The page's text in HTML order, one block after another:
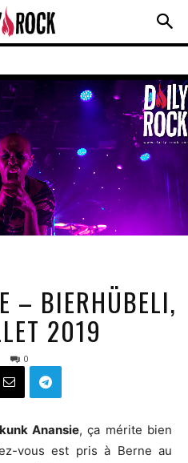
– BIERHÜBELI,
2019
0
Anansie, ça mérite bien
vous est pris à Berne au